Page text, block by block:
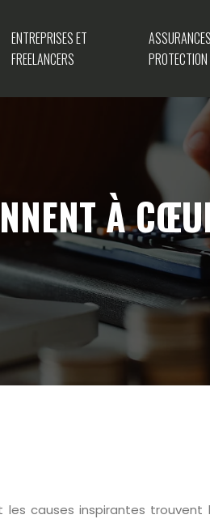
ENTREPRISES ET
FREELANCERS
PROTECTION
À
causes inspirantes